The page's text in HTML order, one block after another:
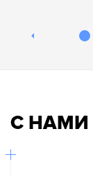
С НАМИ